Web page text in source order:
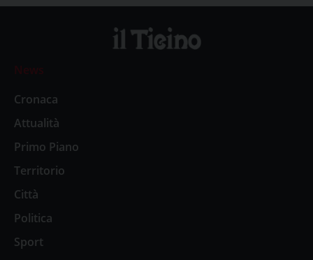
News
Cronaca
Attualità
Primo Piano
Territorio
Città
Politica
Sport